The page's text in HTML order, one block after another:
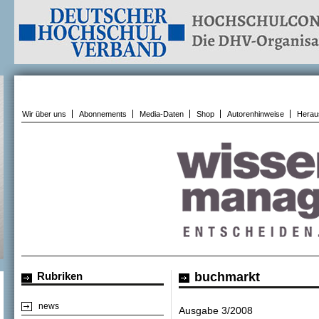
Wir über uns Abonnements Media-Daten Shop Autorenhinweise
Rubriken
news
buchmarkt
Ausgabe 3/2008